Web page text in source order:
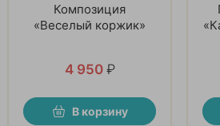
Композиция
«Веселый коржик»
4 950 ₽
В корзину